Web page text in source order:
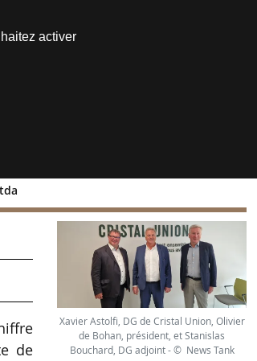
de
Xavier Astolfi, DG de Cristal Union, Olivier
de Bohan, président, et Stanislas
Bouchard, DG adjoint - © News Tank
activer